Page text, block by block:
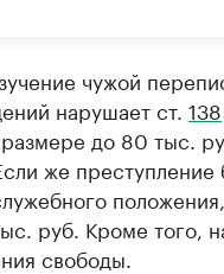
чужой
нарушает ст. 138
до 80 тыс.
же
руб. Кроме того,
свободы.